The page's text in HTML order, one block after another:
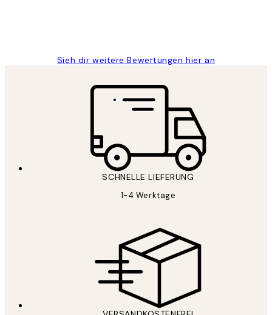
Sieh dir weitere Bewertungen hier an
SCHNELLE LIEFERUNG
1-4 Werktage